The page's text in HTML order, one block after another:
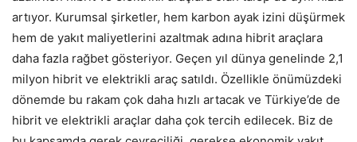
artıyor. Kurumsal şirketler, hem karbon ayak izini düşürmek
hem de yakıt maliyetlerini azaltmak adına hibrit araçlara
daha fazla rağbet gösteriyor. Geçen yıl dünya genelinde 2,1
milyon hibrit ve elektrikli araç satıldı. Özellikle önümüzdeki
dönemde bu rakam çok daha hızlı artacak ve Türkiye’de de
hibrit ve elektrikli araçlar daha çok tercih edilecek. Biz de